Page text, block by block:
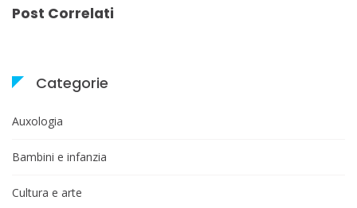
Post Correlati
Categorie
Auxologia
Bambini e infanzia
Cultura e arte